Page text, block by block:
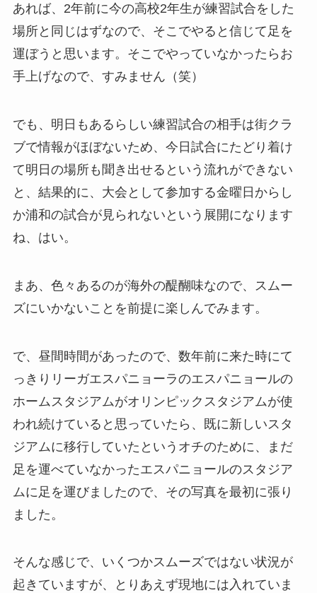
あれば、2年前に今の高校2年生が練習試合をした
場所と同じはずなので、そこでやると信じて足を
運ぼうと思います。そこでやっていなかったらお
手上げなので、すみません（笑）
でも、明日もあるらしい練習試合の相手は街クラ
ブで情報がほぼないため、今日試合にたどり着け
て明日の場所も聞き出せるという流れができない
と、結果的に、大会として参加する金曜日からし
か浦和の試合が見られないという展開になります
ね、はい。
まあ、色々あるのが海外の醍醐味なので、スムー
ズにいかないことを前提に楽しんでみます。
で、昼間時間があったので、数年前に来た時にて
っきりリーガエスパニョーラのエスパニョールの
ホームスタジアムがオリンピックスタジアムが使
われ続けていると思っていたら、既に新しいスタ
ジアムに移行していたというオチのために、まだ
足を運べていなかったエスパニョールのスタジア
ムに足を運びましたので、その写真を最初に張り
ました。
そんな感じで、いくつかスムーズではない状況が
起きていますが、とりあえず現地には入れていま